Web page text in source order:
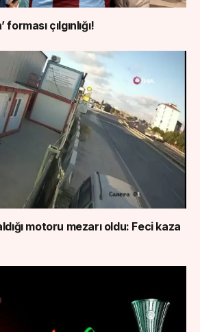
çılgınlığı!
motoru mezarı oldu: Feci kaza